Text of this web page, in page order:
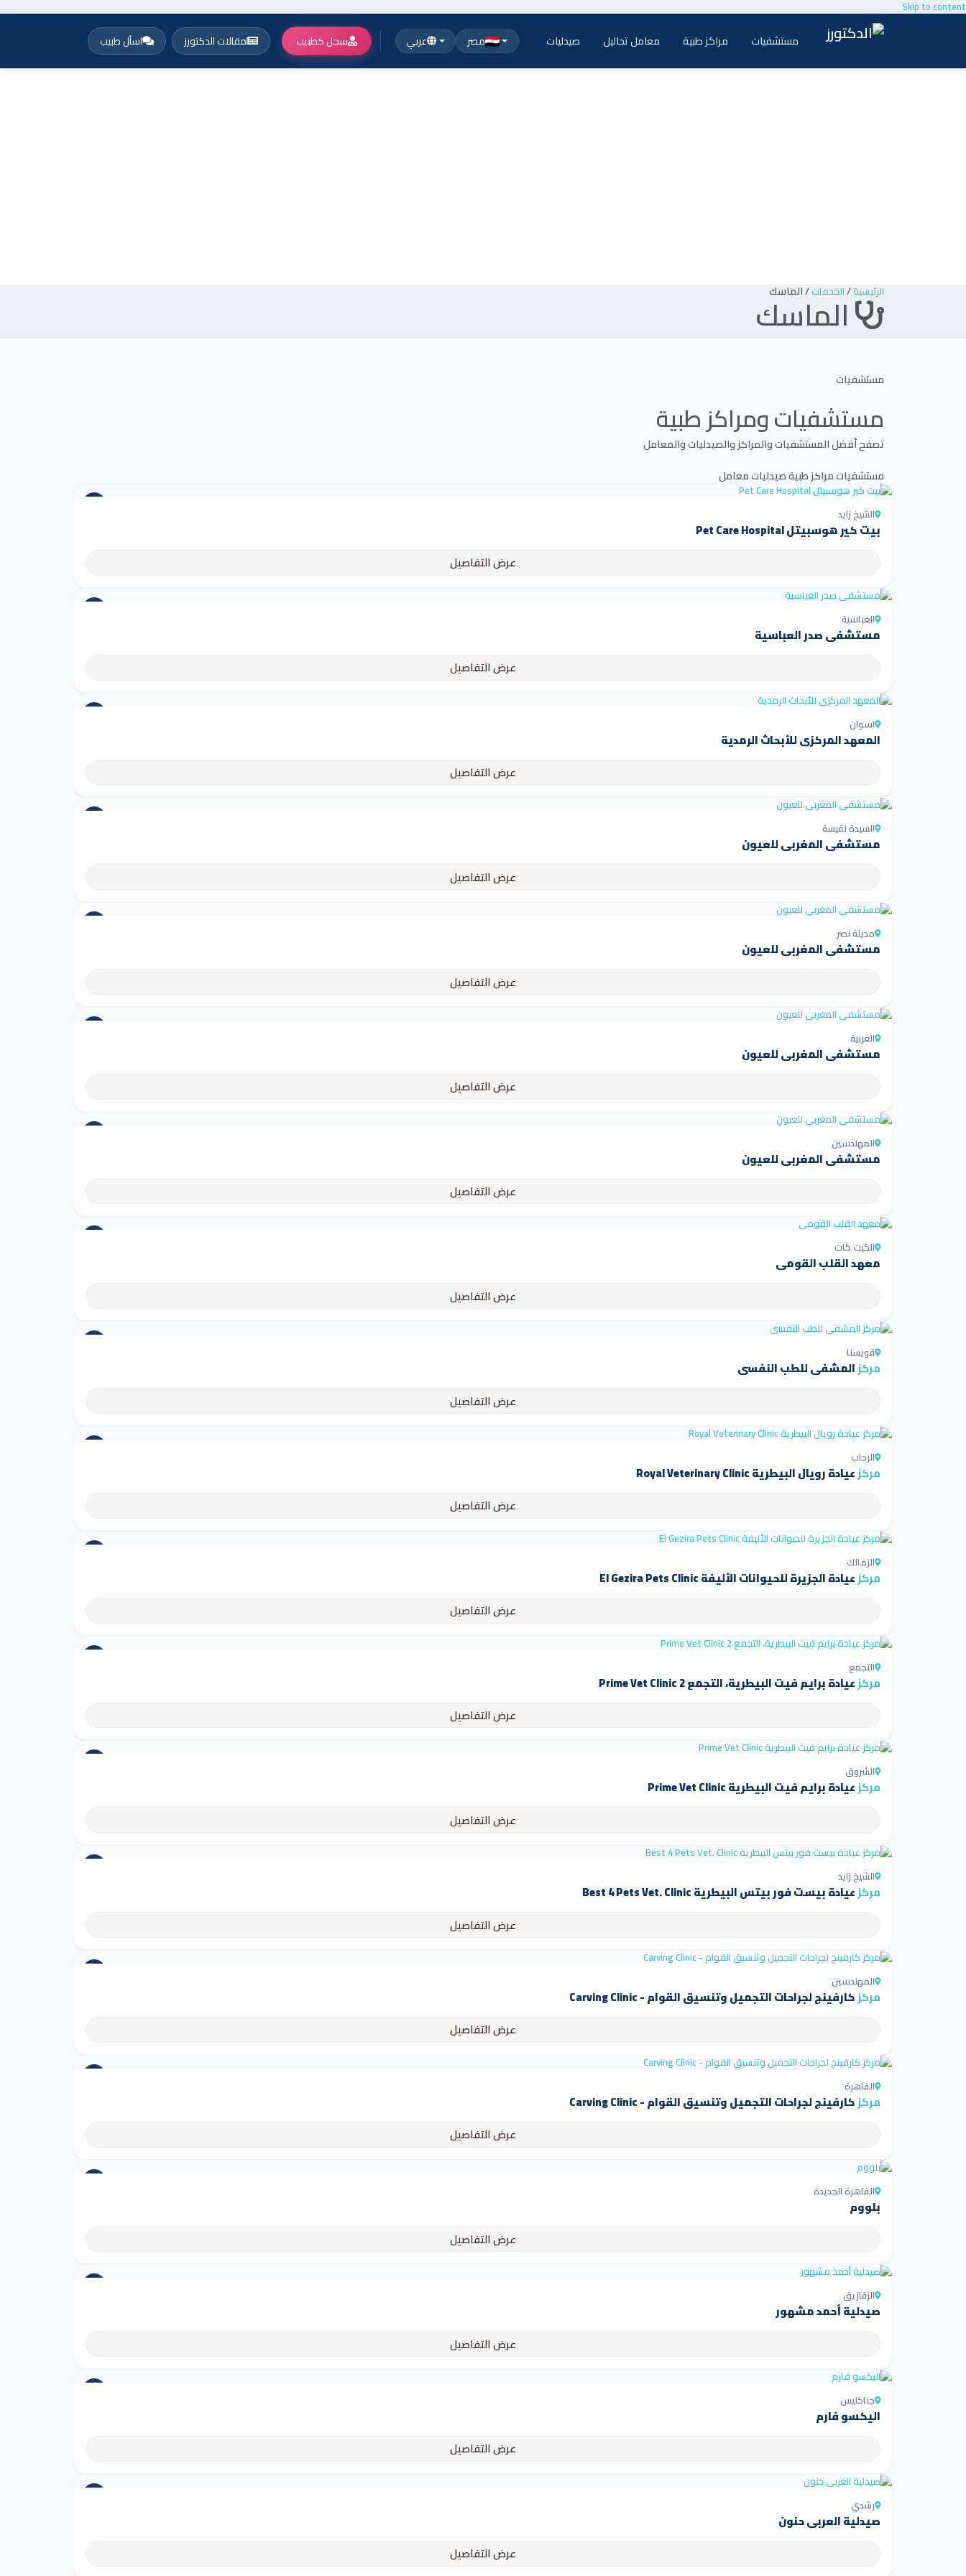
Skip to content
مستشفيات مراكز طبية معامل تحاليل صيدليات اسأل طبيب مقالات الدكتورز سجل كطبيب عربي مصر
الرئيسية/الخدمات/الماسك
الماسك
مستشفيات
مستشفيات ومراكز طبية
تصفح أفضل المستشفيات والمراكز والصيدليات والمعامل
مستشفياتمراكز طبيةصيدلياتمعامل
الشيخ زايد
بيت كير هوسبيتل Pet Care Hospital
عرض التفاصيل
العباسية
مستشفى صدر العباسية
عرض التفاصيل
اسوان
المعهد المركزي للأبحاث الرمدية
عرض التفاصيل
السيدة نفيسة
مستشفى المغربي للعيون
عرض التفاصيل
مدينة نصر
مستشفى المغربي للعيون
عرض التفاصيل
الغربية
مستشفى المغربي للعيون
عرض التفاصيل
المهندسين
مستشفى المغربي للعيون
عرض التفاصيل
الكيت كات
معهد القلب القومي
عرض التفاصيل
قويسنا
مركزالمشفى للطب النفسي
عرض التفاصيل
الرحاب
مركزعيادة رويال البيطرية Royal Veterinary Clinic
عرض التفاصيل
الزمالك
مركزعيادة الجزيرة للحيوانات الأليفة El Gezira Pets Clinic
عرض التفاصيل
التجمع
مركزعيادة برايم فيت البيطرية، التجمع Prime Vet Clinic 2
عرض التفاصيل
الشروق
مركزعيادة برايم فيت البيطرية Prime Vet Clinic
عرض التفاصيل
الشيخ زايد
مركزعيادة بيست فور بيتس البيطرية Best 4 Pets Vet. Clinic
عرض التفاصيل
المهندسين
مركزكارفينج لجراحات التجميل وتنسيق القوام - Carving Clinic
عرض التفاصيل
القاهرة
مركزكارفينج لجراحات التجميل وتنسيق القوام - Carving Clinic
عرض التفاصيل
القاهرة الجديدة
بلووم
عرض التفاصيل
الزقازيق
صيدلية أحمد مشهور
عرض التفاصيل
جناكليس
اليكسو فارم
عرض التفاصيل
رشدي
صيدلية العربى حنون
عرض التفاصيل